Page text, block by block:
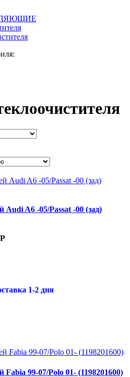
Audi A6 -05/Passat -00 (зад)
1-2 дня
Fabia 99-07/Polo 01- (1198201600)